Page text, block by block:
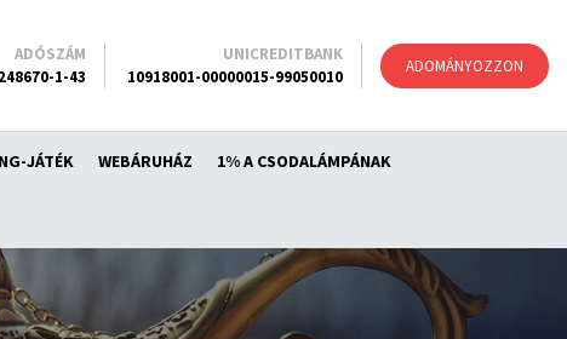
ADOMÁNYOZZON
JÁTÉK WEBÁRUHÁZ 1% A CSODALÁMPÁNAK
ADÓSZÁM
1-43
UNICREDITBANK
10918001-00000015-99050010